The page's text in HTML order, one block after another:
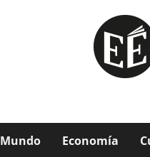
Mundo Economía